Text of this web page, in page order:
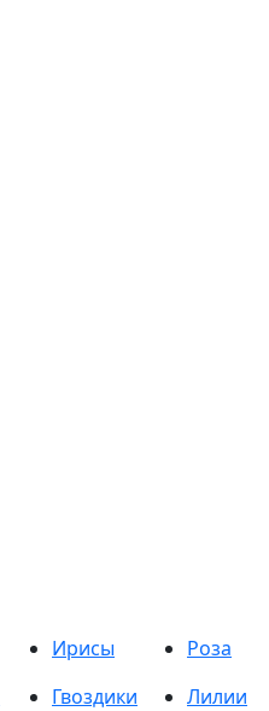
Ирисы
Роза
Гвоздики
Лилии